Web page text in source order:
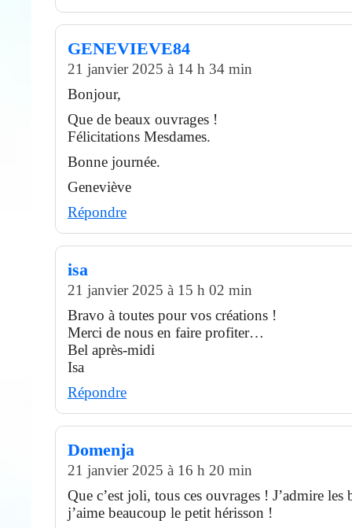
GENEVIEVE84
21 janvier 2025 à 14 h 34 min
Bonjour,
Que de beaux ouvrages !
Félicitations Mesdames.
Bonne journée.
Geneviève
Répondre
isa
21 janvier 2025 à 15 h 02 min
Bravo à toutes pour vos créations !
Merci de nous en faire profiter…
Bel après-midi
Isa
Répondre
Domenja
21 janvier 2025 à 16 h 20 min
Que c’est joli, tous ces ouvrages ! J’admire les
j’aime beaucoup le petit hérisson !